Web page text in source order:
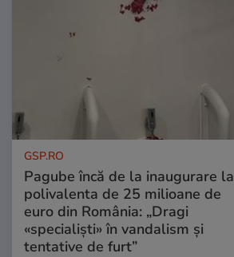
GSP.RO
Pagube încă de la inaugurare la
polivalenta de 25 milioane de
euro din România: „Dragi
«specialiști» în vandalism și
tentative de furt”